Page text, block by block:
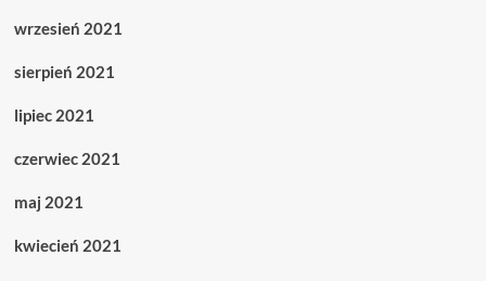
wrzesień 2021
sierpień 2021
lipiec 2021
czerwiec 2021
maj 2021
kwiecień 2021